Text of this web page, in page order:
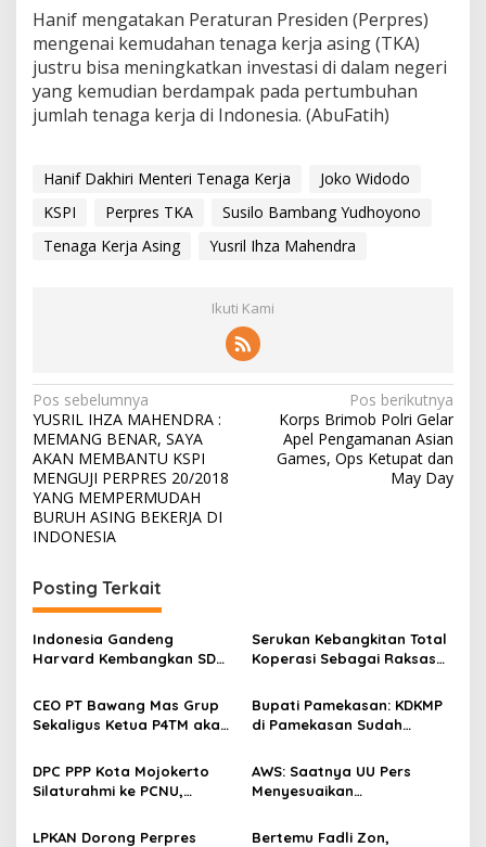
Hanif mengatakan Peraturan Presiden (Perpres)
mengenai kemudahan tenaga kerja asing (TKA)
justru bisa meningkatkan investasi di dalam negeri
yang kemudian berdampak pada pertumbuhan
jumlah tenaga kerja di Indonesia. (AbuFatih)
Hanif Dakhiri Menteri Tenaga Kerja
Joko Widodo
KSPI
Perpres TKA
Susilo Bambang Yudhoyono
Tenaga Kerja Asing
Yusril Ihza Mahendra
Ikuti Kami
N
a
v
i
g
s
i
p
s
Pos sebelumnya
YUSRIL IHZA MAHENDRA :
MEMANG BENAR, SAYA
AKAN MEMBANTU KSPI
MENGUJI PERPRES 20/2018
YANG MEMPERMUDAH
BURUH ASING BEKERJA DI
INDONESIA
Pos berikutnya
Korps Brimob Polri Gelar
Apel Pengamanan Asian
Games, Ops Ketupat dan
May Day
Posting Terkait
Indonesia Gandeng
Harvard Kembangkan SDM
Dunia
Serukan Kebangkitan Total
Koperasi Sebagai Raksasa
79
CEO PT Bawang Mas Grup
Sekaligus Ketua P4TM akan
Tembakau di Madura
Bupati Pamekasan: KDKMP
di Pamekasan Sudah
Selesai Akhir Juli 2026
DPC PPP Kota Mojokerto
Silaturahmi ke PCNU,
Masyarakat
AWS: Saatnya UU Pers
Menyesuaikan
Digital dan AI
LPKAN Dorong Perpres
Bertemu Fadli Zon,